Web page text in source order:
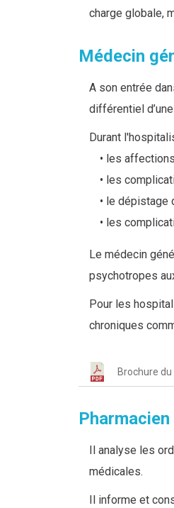
charge globale,
Médecin
A son entrée
différentiel
Durant
les
les
le dépistage
les
Le médecin
psychotropes
Pour les
chroniques
Brochure
Pharmacien
Il analyse les
médicales.
Il informe et